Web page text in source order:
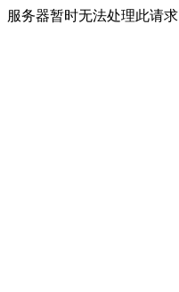
服务器暂时无法处理此请求